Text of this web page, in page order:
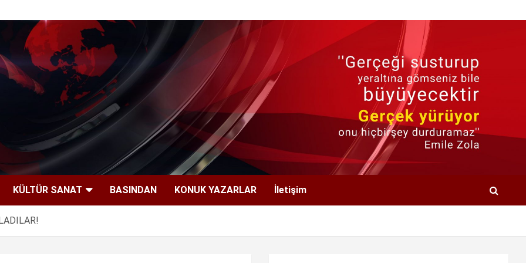
KÜLTÜR SANAT BASINDAN KONUK YAZARLAR İletişim